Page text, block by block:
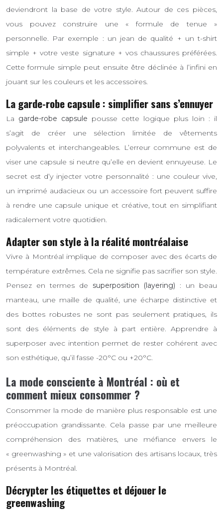
deviendront la base de votre style. Autour de ces pièces,
vous pouvez construire une « formule de tenue »
personnelle. Par exemple : un jean de qualité + un t-shirt
simple + votre veste signature + vos chaussures préférées.
Cette formule simple peut ensuite être déclinée à l’infini en
jouant sur les couleurs et les accessoires.
La garde-robe capsule : simplifier sans s’ennuyer
La garde-robe capsule pousse cette logique plus loin : il
s’agit de créer une sélection limitée de vêtements
polyvalents et interchangeables. L’erreur commune est de
viser une capsule si neutre qu’elle en devient ennuyeuse. Le
secret est d’y injecter votre personnalité : une couleur vive,
un imprimé audacieux ou un accessoire fort peuvent suffire
à rendre une capsule unique et créative, tout en simplifiant
radicalement votre quotidien.
Adapter son style à la réalité montréalaise
Vivre à Montréal implique de composer avec des écarts de
température extrêmes. Cela ne signifie pas sacrifier son style.
Pensez en termes de superposition (layering) : un beau
manteau, une maille de qualité, une écharpe distinctive et
des bottes robustes ne sont pas seulement pratiques, ils
sont des éléments de style à part entière. Apprendre à
superposer avec intention permet de rester cohérent avec
son esthétique, qu’il fasse -20°C ou +20°C.
La mode consciente à Montréal : où et
comment mieux consommer ?
Consommer la mode de manière plus responsable est une
préoccupation grandissante. Cela passe par une meilleure
compréhension des matières, une méfiance envers le
« greenwashing » et une valorisation des artisans locaux, très
présents à Montréal.
Décrypter les étiquettes et déjouer le
greenwashing